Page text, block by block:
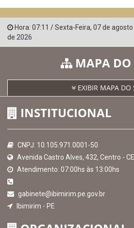
QEdu
Consultar Convênios
Hora:
de 2026
MAPA DO
INSTITUCIONAL